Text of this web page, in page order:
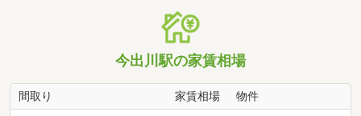
今出川駅の家賃相場
間取り 家賃相場 物件